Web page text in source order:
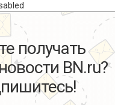
получать
BN.ru?